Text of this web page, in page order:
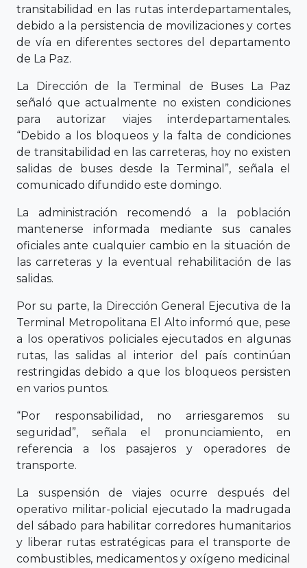
transitabilidad en las rutas interdepartamentales,
debido a la persistencia de movilizaciones y cortes
de vía en diferentes sectores del departamento
de La Paz.
La Dirección de la Terminal de Buses La Paz
señaló que actualmente no existen condiciones
para autorizar viajes interdepartamentales.
“Debido a los bloqueos y la falta de condiciones
de transitabilidad en las carreteras, hoy no existen
salidas de buses desde la Terminal”, señala el
comunicado difundido este domingo.
La administración recomendó a la población
mantenerse informada mediante sus canales
oficiales ante cualquier cambio en la situación de
las carreteras y la eventual rehabilitación de las
salidas.
Por su parte, la Dirección General Ejecutiva de la
Terminal Metropolitana El Alto informó que, pese
a los operativos policiales ejecutados en algunas
rutas, las salidas al interior del país continúan
restringidas debido a que los bloqueos persisten
en varios puntos.
“Por responsabilidad, no arriesgaremos su
seguridad”, señala el pronunciamiento, en
referencia a los pasajeros y operadores de
transporte.
La suspensión de viajes ocurre después del
operativo militar-policial ejecutado la madrugada
del sábado para habilitar corredores humanitarios
y liberar rutas estratégicas para el transporte de
combustibles, medicamentos y oxígeno medicinal